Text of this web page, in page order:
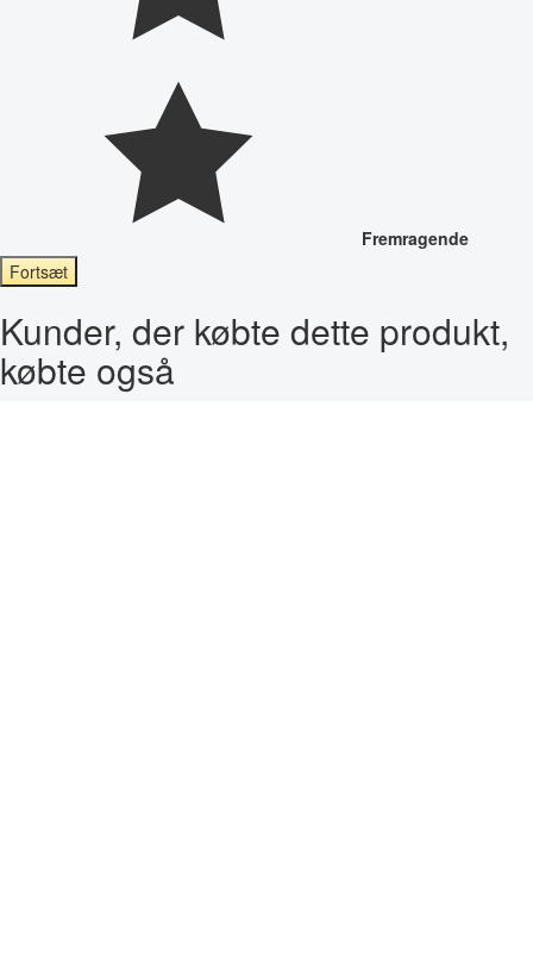
Fremragende
Fortsæt
Kunder, der købte dette produkt,
købte også